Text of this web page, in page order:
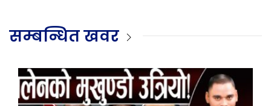
सम्बन्धित खवर